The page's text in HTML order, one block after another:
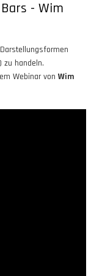
- Wim
zu handeln.
Webinar von Wim